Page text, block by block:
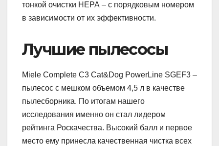
тонкой очистки НЕРА – с порядковым номером
в зависимости от их эффективности.
Лучшие пылесосы
Miele Complete C3 Cat&Dog PowerLine SGEF3 –
пылесос с мешком объемом 4,5 л в качестве
пылесборника. По итогам нашего
исследования именно он стал лидером
рейтинга Роскачества. Высокий балл и первое
место ему принесла качественная чистка всех